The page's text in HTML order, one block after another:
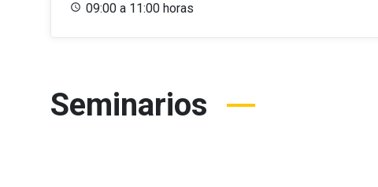
09:00 a 11:00 horas
Seminarios